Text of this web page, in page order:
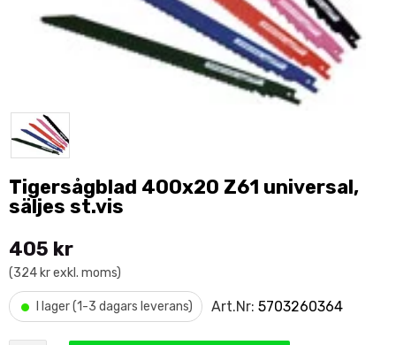
Tigersågblad 400x20 Z61 universal,
säljes st.vis
405 kr
(324 kr exkl. moms)
• I lager (1-3 dagars leverans) Art.Nr: 5703260364